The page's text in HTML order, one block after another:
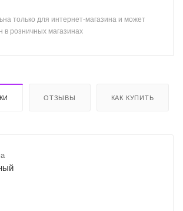
только для интернет-магазина и может
в розничных магазинах
ОТЗЫВЫ КАК КУПИТЬ